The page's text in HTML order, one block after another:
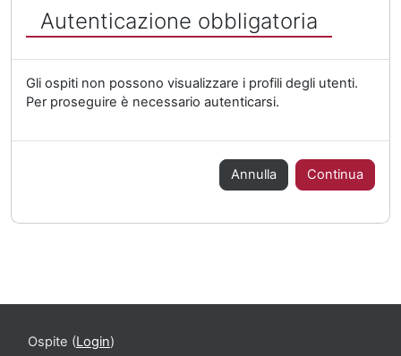
Autenticazione obbligatoria
Gli ospiti non possono visualizzare i profili degli utenti.
Per proseguire è necessario autenticarsi.
Annulla Continua
Ospite (Login)